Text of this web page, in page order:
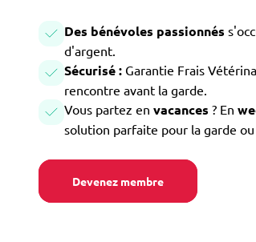
Des bénévoles passionnés
d'argent.
Sécurisé : Garantie Frais
rencontre avant la garde.
Vous partez en vacances ? En
solution parfaite pour la garde
Devenez membre